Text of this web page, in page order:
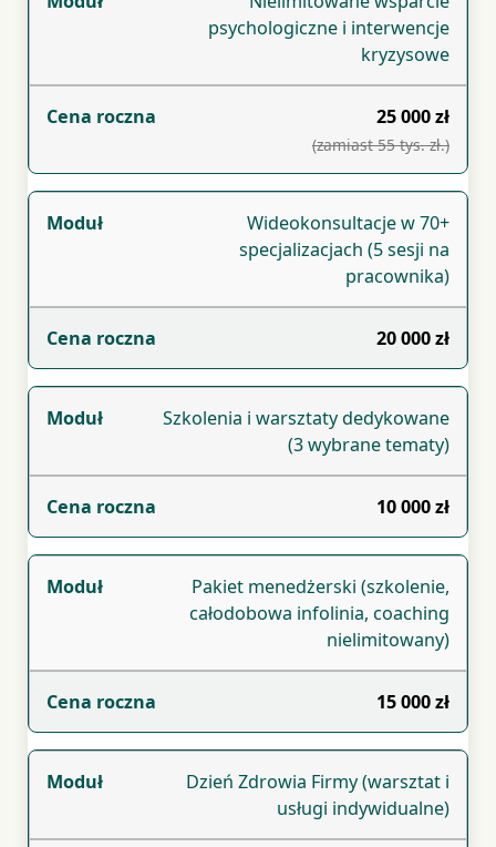
psychologiczne i interwencje
kryzysowe
25 000 zł
(zamiast 55 tys. zł.)
Wideokonsultacje w 70+
specjalizacjach (5 sesji na
pracownika)
20 000 zł
Szkolenia i warsztaty dedykowane
(3 wybrane tematy)
10 000 zł
Pakiet menedżerski (szkolenie,
całodobowa infolinia, coaching
nielimitowany)
15 000 zł
Dzień Zdrowia Firmy (warsztat i
usługi indywidualne)